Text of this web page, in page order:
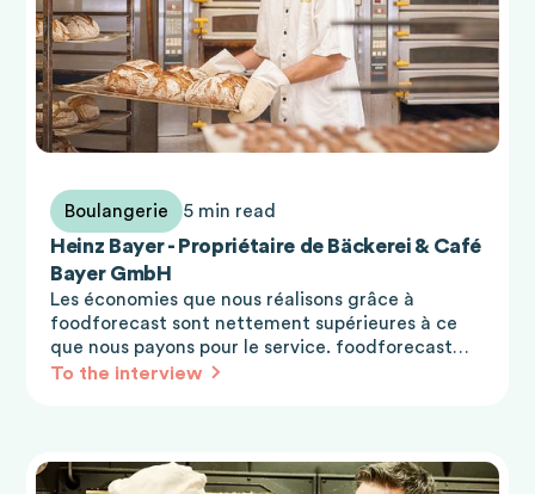
Boulangerie 5 min read
Heinz Bayer - Propriétaire de Bäckerei & Café
Bayer GmbH
Les économies que nous réalisons grâce à
foodforecast sont nettement supérieures à ce
que nous payons pour le service. foodforecast
est rentable.
To the interview